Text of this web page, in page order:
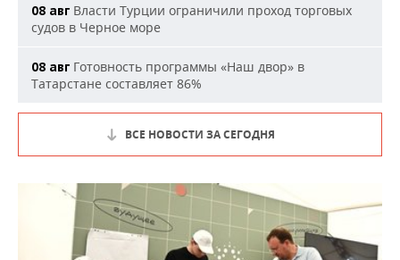
08 авг Власти Турции ограничили проход торговых
судов в Черное море
08 авг Готовность программы «Наш двор» в
Татарстане составляет 86%
ВСЕ НОВОСТИ ЗА СЕГОДНЯ